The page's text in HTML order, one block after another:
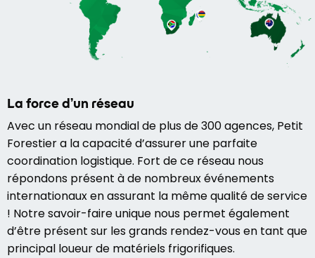
La force d’un réseau
Avec un réseau mondial de plus de 300 agences, Petit
Forestier a la capacité d’assurer une parfaite
coordination logistique. Fort de ce réseau nous
répondons présent à de nombreux événements
internationaux en assurant la même qualité de service
! Notre savoir-faire unique nous permet également
d’être présent sur les grands rendez-vous en tant que
principal loueur de matériels frigorifiques.